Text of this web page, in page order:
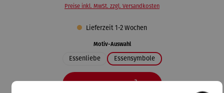
Preise inkl. MwSt. zzgl. Versandkosten
Lieferzeit 1-2 Wochen
Motiv-Auswahlauswählen
Essenliebe Essensymbole
In den Warenkorb